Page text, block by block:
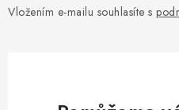
Vložením e-mailu souhlasíte s